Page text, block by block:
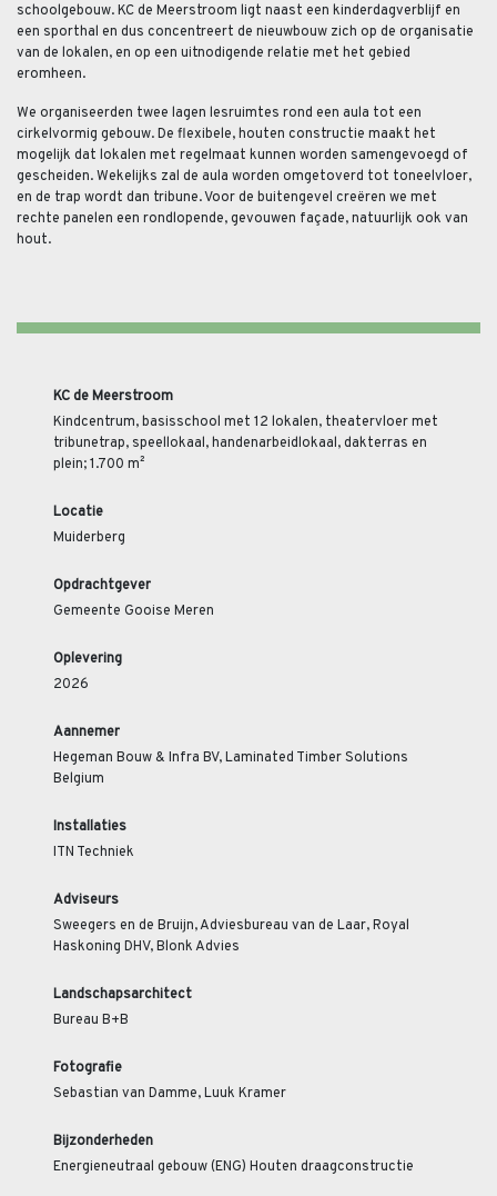
schoolgebouw. KC de Meerstroom ligt naast een kinderdagverblijf en
een sporthal en dus concentreert de nieuwbouw zich op de organisatie
van de lokalen, en op een uitnodigende relatie met het gebied
eromheen.
We organiseerden twee lagen lesruimtes rond een aula tot een
cirkelvormig gebouw. De flexibele, houten constructie maakt het
mogelijk dat lokalen met regelmaat kunnen worden samengevoegd of
gescheiden. Wekelijks zal de aula worden omgetoverd tot toneelvloer,
en de trap wordt dan tribune. Voor de buitengevel creëren we met
rechte panelen een rondlopende, gevouwen façade, natuurlijk ook van
hout.
KC de Meerstroom
Kindcentrum, basisschool met 12 lokalen, theatervloer met
tribunetrap, speellokaal, handenarbeidlokaal, dakterras en
plein; 1.700 m²
Locatie
Muiderberg
Opdrachtgever
Gemeente Gooise Meren
Oplevering
2026
Aannemer
Hegeman Bouw & Infra BV, Laminated Timber Solutions
Belgium
Installaties
ITN Techniek
Adviseurs
Sweegers en de Bruijn, Adviesbureau van de Laar, Royal
Haskoning DHV, Blonk Advies
Landschapsarchitect
Bureau B+B
Fotografie
Sebastian van Damme, Luuk Kramer
Bijzonderheden
Energieneutraal gebouw (ENG) Houten draagconstructie